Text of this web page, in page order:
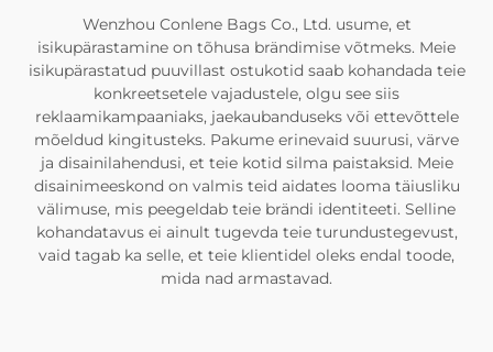
Wenzhou Conlene Bags Co., Ltd. usume, et
isikupärastamine on tõhusa brändimise võtmeks. Meie
isikupärastatud puuvillast ostukotid saab kohandada teie
konkreetsetele vajadustele, olgu see siis
reklaamikampaaniaks, jaekaubanduseks või ettevõttele
mõeldud kingitusteks. Pakume erinevaid suurusi, värve
ja disainilahendusi, et teie kotid silma paistaksid. Meie
disainimeeskond on valmis teid aidates looma täiusliku
välimuse, mis peegeldab teie brändi identiteeti. Selline
kohandatavus ei ainult tugevda teie turundustegevust,
vaid tagab ka selle, et teie klientidel oleks endal toode,
mida nad armastavad.